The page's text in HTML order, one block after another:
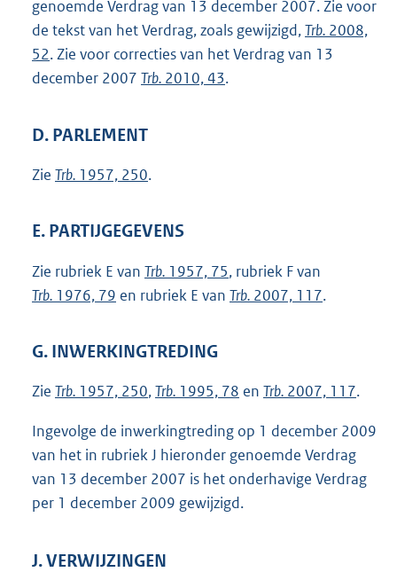
genoemde Verdrag van 13 december 2007. Zie voor
de tekst van het Verdrag, zoals gewijzigd,Trb. 2008,
52. Zie voor correcties van het Verdrag van 13
december 2007 Trb. 2010, 43.
D. PARLEMENT
Zie Trb. 1957, 250.
E. PARTIJGEGEVENS
Zie rubriek E van Trb. 1957, 75, rubriek F van
Trb. 1976, 79 en rubriek E van Trb. 2007, 117.
G. INWERKINGTREDING
Zie Trb. 1957, 250,Trb. 1995, 78 en Trb. 2007, 117.
Ingevolge de inwerkingtreding op 1 december 2009
van het in rubriek J hieronder genoemde Verdrag
van 13 december 2007 is het onderhavige Verdrag
per 1 december 2009 gewijzigd.
J. VERWIJZINGEN